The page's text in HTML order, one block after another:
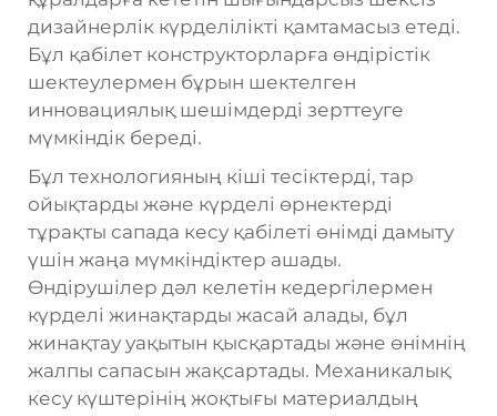
дизайнерлік күрделілікті қамтамасыз етеді.
Бұл қабілет конструкторларға өндірістік
шектеулермен бұрын шектелген
инновациялық шешімдерді зерттеуге
мүмкіндік береді.
Бұл технологияның кіші тесіктерді, тар
ойықтарды және күрделі өрнектерді
тұрақты сапада кесу қабілеті өнімді дамыту
үшін жаңа мүмкіндіктер ашады.
Өндірушілер дәл келетін кедергілермен
күрделі жинақтарды жасай алады, бұл
жинақтау уақытын қысқартады және өнімнің
жалпы сапасын жақсартады. Механикалық
кесу күштерінің жоқтығы материалдың